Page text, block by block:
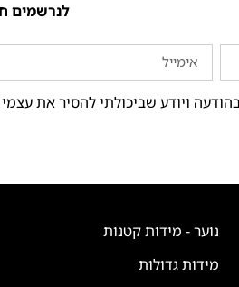
לנרשמים חדשים 10% הנחה
ויודע שביכולתי להסיר את
נוער - מידות קטנות
מידות גדולות